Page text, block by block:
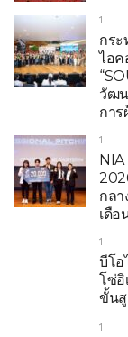
1
กร
ไอค
วัฒ
กา
1
กล
เดื
1
บีโอ
โซ่อิ
ขั้นสู
1